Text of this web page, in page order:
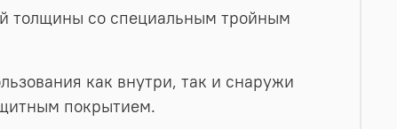
толщины со специальным тройным
как внутри, так и снаружи
покрытием.